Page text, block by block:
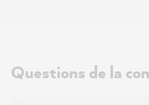
Questions de la